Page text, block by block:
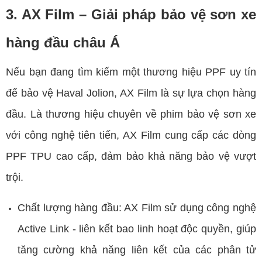
3. AX Film – Giải pháp bảo vệ sơn xe
hàng đầu châu Á
Nếu bạn đang tìm kiếm một thương hiệu PPF uy tín
để bảo vệ Haval Jolion, AX Film là sự lựa chọn hàng
đầu. Là thương hiệu chuyên về phim bảo vệ sơn xe
với công nghệ tiên tiến, AX Film cung cấp các dòng
PPF TPU cao cấp, đảm bảo khả năng bảo vệ vượt
trội.
Chất lượng hàng đầu: AX Film sử dụng công nghệ
Active Link - liên kết bao linh hoạt độc quyền, giúp
tăng cường khả năng liên kết của các phân tử